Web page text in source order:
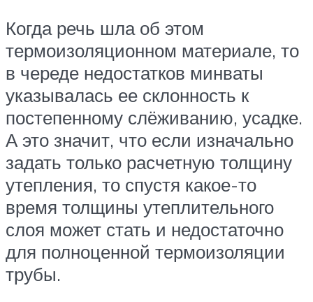
Когда речь шла об этом
термоизоляционном материале, то
в череде недостатков минваты
указывалась ее склонность к
постепенному слёживанию, усадке.
А это значит, что если изначально
задать только расчетную толщину
утепления, то спустя какое-то
время толщины утеплительного
слоя может стать и недостаточно
для полноценной термоизоляции
трубы.